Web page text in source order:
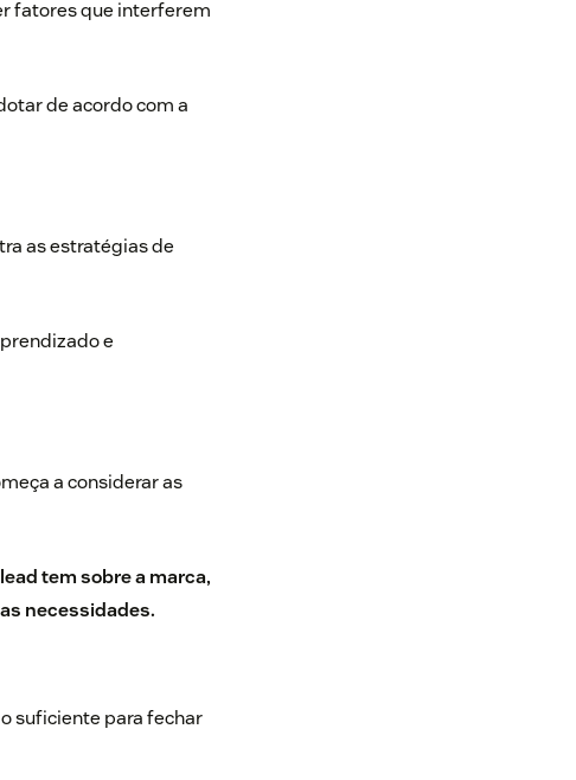
fatores que interferem
de acordo com a
as estratégias de
e
a considerar as
tem sobre a marca,
necessidades.
suficiente para fechar